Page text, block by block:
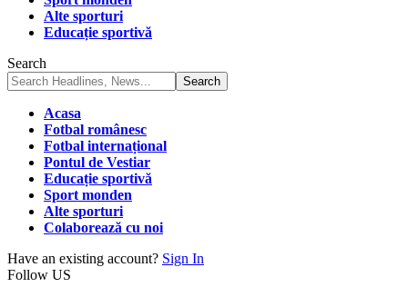
Alte sporturi
Educație sportivă
Search
Acasa
Fotbal românesc
Fotbal internațional
Pontul de Vestiar
Educație sportivă
Sport monden
Alte sporturi
Colaborează cu noi
Have an existing account? Sign In
Follow US